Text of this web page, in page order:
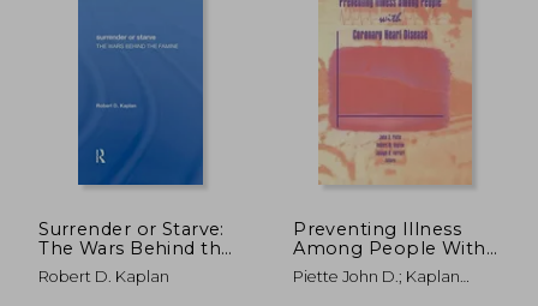
Surrender or Starve:
The Wars Behind the
Famine (en Inglés)
Robert D. Kaplan
Preventing Illness
Among People With
Coronary Heart
Disease (Prevention
Piette John D.; Kaplan